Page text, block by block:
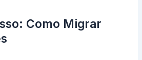
Como Migrar